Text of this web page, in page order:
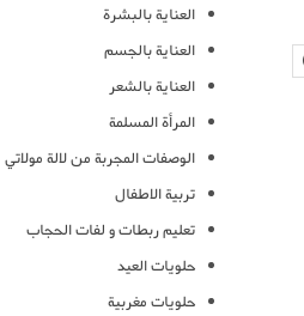
العناية بالبشرة
العناية بالجسم
العناية بالشعر
المرأة المسلمة
الوصفات المجربة من لالة مولاتي
تربية الاطفال
تعليم ربطات و لفات الحجاب
حلويات العيد
حلويات مغربية